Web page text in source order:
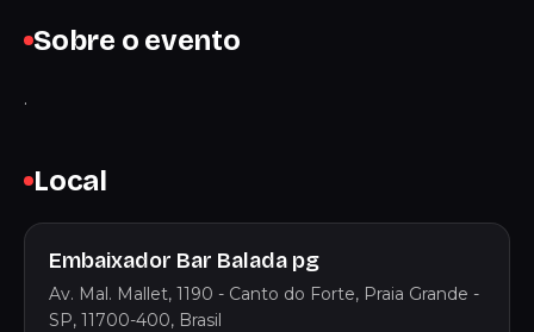
Sobre o evento
.
Local
Embaixador Bar Balada pg
Av. Mal. Mallet, 1190 - Canto do Forte, Praia Grande -
SP, 11700-400, Brasil